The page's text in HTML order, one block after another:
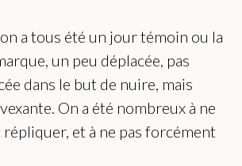
a tous été un jour témoin ou la
un peu déplacée, pas
dans le but de nuire, mais
On a été nombreux à ne
et à ne pas forcément